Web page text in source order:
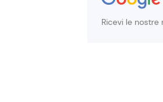
Ricevi le nostre